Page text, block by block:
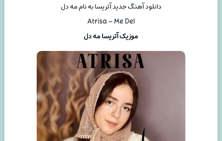
دانلود آهنگ جدید آتریسا به نام مه دل
Atrisa – Me Del
موزیک آتریسا مه دل